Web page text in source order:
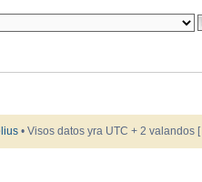
• Visos datos yra UTC + 2 valandos [